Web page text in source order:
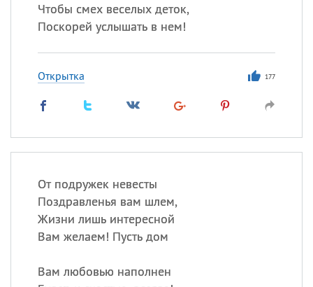
Чтобы смех веселых деток,
Поскорей услышать в нем!
Открытка 177
От подружек невесты
Поздравленья вам шлем,
Жизни лишь интересной
Вам желаем! Пусть дом
Вам любовью наполнен
Посмотреть значение